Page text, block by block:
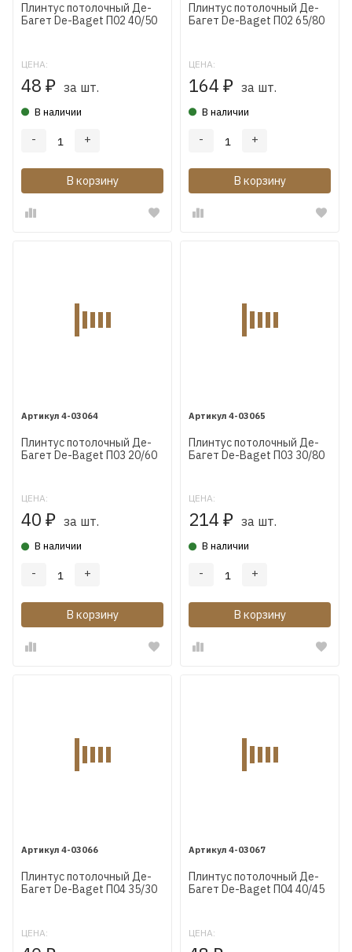
Плинтус потолочный Де-
Багет De-Baget П02 40/50
ЦЕНА:
48 ₽ за шт.
В наличии
- +
В корзину
Плинтус потолочный Де-
Багет De-Baget П02 65/80
ЦЕНА:
164 ₽ за шт.
В наличии
- +
В корзину
4-03064
Плинтус потолочный Де-
Багет De-Baget П03 20/60
ЦЕНА:
40 ₽ за шт.
В наличии
- +
В корзину
4-03065
Плинтус потолочный Де-
Багет De-Baget П03 30/80
ЦЕНА:
214 ₽ за шт.
В наличии
- +
В корзину
4-03066
Плинтус потолочный Де-
Багет De-Baget П04 35/30
ЦЕНА:
4-03067
Плинтус потолочный Де-
Багет De-Baget П04 40/45
ЦЕНА: